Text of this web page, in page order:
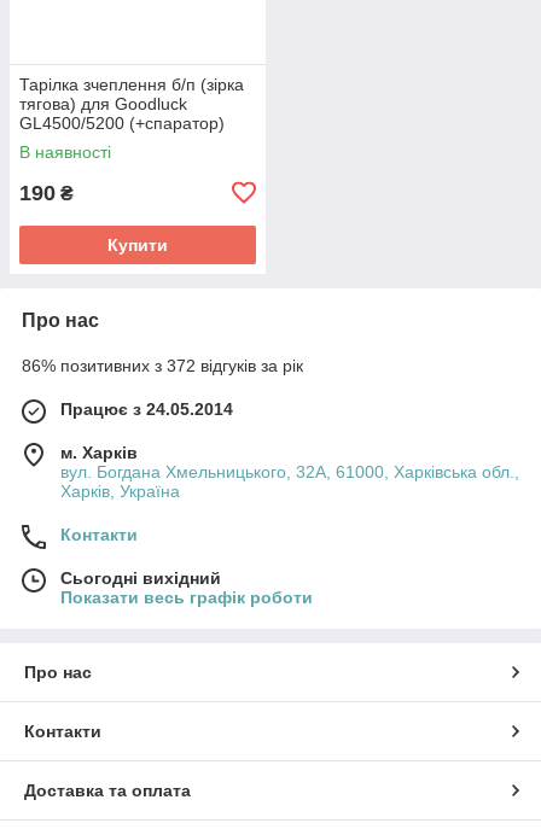
Тарілка зчеплення б/п (зірка
тягова) для Goodluck
GL4500/5200 (+спаратор)
(NOKER) KOSA
В наявності
190 ₴
Купити
Про нас
86% позитивних з 372 відгуків за рік
Працює з 24.05.2014
м. Харків
вул. Богдана Хмельницького, 32А, 61000, Харківська обл.,
Харків, Україна
Контакти
Сьогодні вихідний
Показати весь графік роботи
Про нас
Контакти
Доставка та оплата